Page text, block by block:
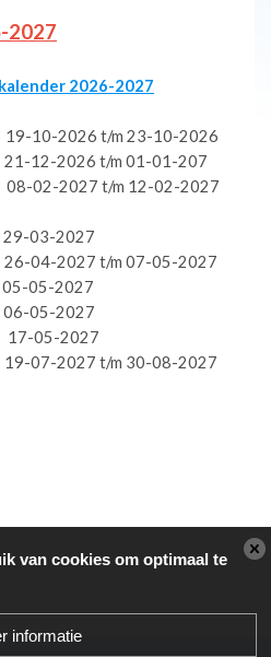
2027
2026-2027
2026 t/m 23-10-2026
2026 t/m 01-01-207
2027 t/m 12-02-2027
2027
t/m 07-05-2027
2027
2027
05-2027
2027 t/m 30-08-2027
van cookies om optimaal te
informatie